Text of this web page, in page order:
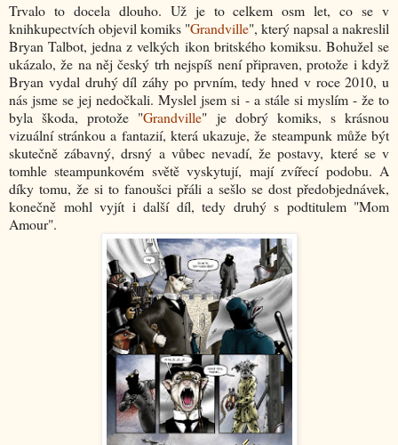
Trvalo to docela dlouho. Už je to celkem osm let, co se v
knihkupectvích objevil komiks "Grandville", který napsal a nakreslil
Bryan Talbot, jedna z velkých ikon britského komiksu. Bohužel se
ukázalo, že na něj český trh nejspíš není připraven, protože i když
Bryan vydal druhý díl záhy po prvním, tedy hned v roce 2010, u
nás jsme se jej nedočkali. Myslel jsem si - a stále si myslím - že to
byla škoda, protože "Grandville" je dobrý komiks, s krásnou
vizuální stránkou a fantazií, která ukazuje, že steampunk může být
skutečně zábavný, drsný a vůbec nevadí, že postavy, které se v
tomhle steampunkovém světě vyskytují, mají zvířecí podobu. A
díky tomu, že si to fanoušci přáli a sešlo se dost předobjednávek,
konečně mohl vyjít i další díl, tedy druhý s podtitulem "Mom
Amour".